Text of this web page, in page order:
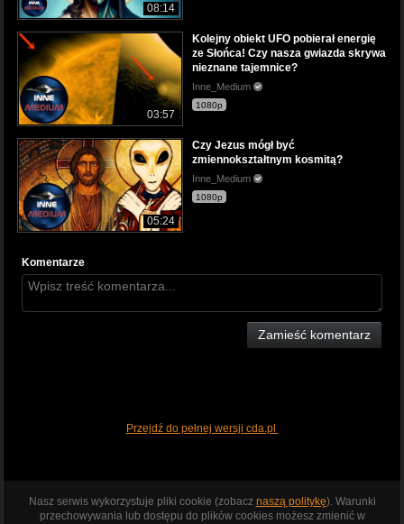
08:14
03:57
Kolejny obiekt UFO pobierał energię
ze Słońca! Czy nasza gwiazda skrywa
nieznane tajemnice?
Inne_Medium
1080p
05:24
Czy Jezus mógł być
zmiennokształtnym kosmitą?
Inne_Medium
1080p
Komentarze
Zamieść komentarz
Przejdź do pełnej wersji cda.pl
Nasz serwis wykorzystuje pliki cookie (zobacz naszą politykę). Warunki
przechowywania lub dostępu do plików cookies możesz zmienić w